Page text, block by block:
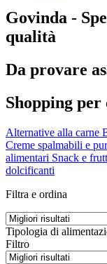
Govinda -
qualità
Da provare
Shopping per
Alternative alla carne
Creme spalmabili e
alimentari Snack e
dolcificanti
Filtra e ordina
Tipologia di
Filtro